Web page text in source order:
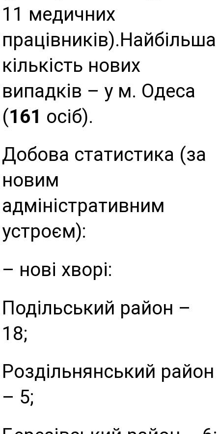
11 медичних
працівників).Найбільша
кількість нових
випадків – у м. Одеса
(161 осіб).
Добова статистика (за
новим
адміністративним
устроєм):
– нові хворі:
Подільський район –
18;
Роздільнянський район
– 5;